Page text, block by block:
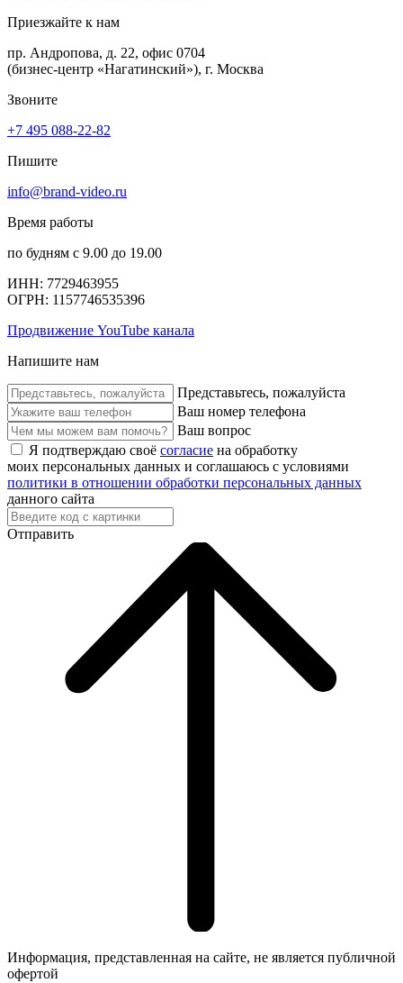
Приезжайте к нам
пр. Андропова, д. 22, офис 0704
(бизнес-центр «Нагатинский»), г. Москва
Звоните
+7 495 088-22-82
Пишите
info@brand-video.ru
Время работы
по будням с 9.00 до 19.00
ИНН: 7729463955
ОГРН: 1157746535396
Продвижение YouTube канала
Напишите нам
Представьтесь, пожалуйста
Ваш номер телефона
Ваш вопрос
Я подтверждаю своё согласие на обработку
моих персональных данных и соглашаюсь с условиями
политики в отношении обработки персональных данных
данного сайта
Отправить
Информация, представленная на сайте, не является публичной
офертой